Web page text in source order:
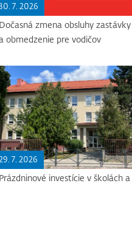
30. 7. 2026
Dočasná zmena obsluhy
obmedzenie pre vodičov
29. 7. 2026
Prázdninové investície v školách